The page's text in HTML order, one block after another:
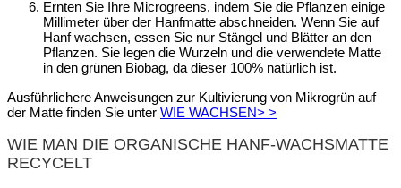
Ernten Sie Ihre Microgreens, indem Sie die Pflanzen einige
Millimeter über der Hanfmatte abschneiden. Wenn Sie auf
Hanf wachsen, essen Sie nur Stängel und Blätter an den
Pflanzen. Sie legen die Wurzeln und die verwendete Matte
in den grünen Biobag, da dieser 100% natürlich ist.
Ausführlichere Anweisungen zur Kultivierung von Mikrogrün auf
der Matte finden Sie unter WIE WACHSEN> >
WIE MAN DIE ORGANISCHE HANF-WACHSMATTE
RECYCELT